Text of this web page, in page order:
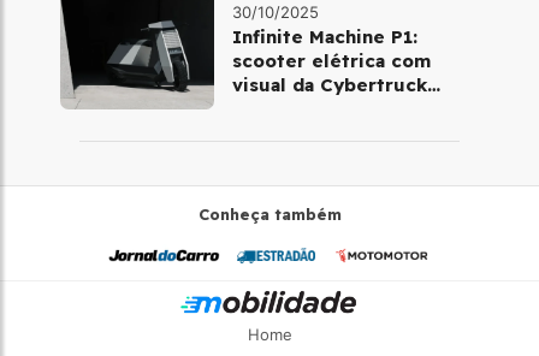
30/10/2025
Infinite Machine P1:
scooter elétrica com
visual da Cybertruck
Conheça também
Home